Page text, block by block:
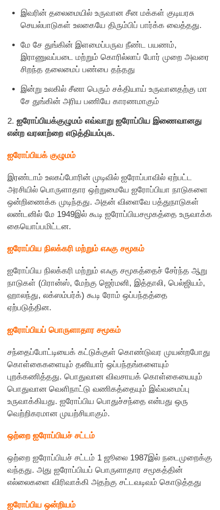
இவரின் தலைமையில் உருவான சீன மக்கள் குடியரசு
செயல்பாடுகள் உலகையே திரும்பிப் பார்க்க வைத்தது.
மே சே துங்கின் இளமைப்பருவ நீண்ட பயணம்,
இராணுவப்படை மற்றும் கொரில்லாப் போர் முறை அவரை
சிறந்த தலைமைப் பண்பை தந்தது
இன்று உலகில் சீனா பெரும் சக்தியாய் உருவானதற்கு மா
சே துங்கின் அரிய பணியே காரணமாகும்
2. ஐரோப்பியக்குழுமம் எவ்வாறு ஐரோப்பிய இணைவானது
என்ற வரலாற்றை எடுத்தியம்புக.
ஐரோப்பியக் குழுமம்
இரண்டாம் உலகப்போரின் முடிவில் ஐரோப்பாவில் ஏற்பட்ட
அரசியில் பொருளாதார ஒற்றுமையே ஐரோப்பியா நாடுகளை
ஒன்றிணைக்க முடிந்தது. அதன் விளைவே பத்துநாடுகள்
லண்டனில் மே 1949இல் கூடி ஐரோப்பியசமூகத்தை உருவாக்க
கையொப்பமிட்டன.
ஐரோப்பிய நிலக்கரி மற்றும் எஃகு சமூகம்
ஐரோப்பிய நிலக்கரி மற்றும் எஃகு சமூகத்தைச் சேர்ந்த ஆறு
நாடுகள் (பிரான்ஸ், மேற்கு ஜெர்மனி, இத்தாலி, பெல்ஜியம்,
ஹாலந்து, லக்ஸம்பர்க்) கூடி ரோம் ஒப்பந்தத்தை
ஏற்படுத்தின.
ஐரோப்பியப் பொருளாதார சமூகம்
சந்தைப்போட்டியைக் கட்டுக்குள் கொண்டுவர முயன்றபோது
கொள்கைகளையும் தனியார் ஒப்பந்தங்களையும்
புறக்கணித்தது. பொதுவான விவசாயக் கொள்கையையும்
பொதுவான வெளிநாட்டு வணிகத்தையும் இவ்வமைப்பு
உருவாக்கியது. ஐரோப்பிய பொதுச்சந்தை என்பது ஒரு
வெற்றிகரமான முயற்சியாகும்.
ஒற்றை ஐரோப்பியச் சட்டம்
ஒற்றை ஐரோப்பியச் சட்டம் 1 ஜூலை 1987இல் நடைமுறைக்கு
வந்தது. அது ஐரோப்பியப் பொருளாதார சமூகத்தின்
எல்லைகளை விரிவாக்கி அதற்கு சட்டவடிவம் கொடுத்தது
ஐரோப்பிய ஒன்றியம்